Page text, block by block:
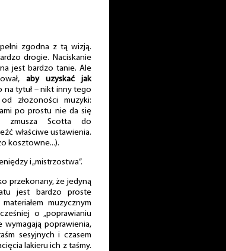
zgodna z tą wizją.
drogie. Naciskanie
jest bardzo tanie. Ale
aby uzyskać jak
na tytuł – nikt inny tego
złożoności muzyki:
po prostu nie da się
zmusza Scotta do
właściwe ustawienia.
kosztowne...).
i „mistrzostwa”.
przekonany, że jedyną
jest bardzo proste
muzycznym
o „poprawianiu
wymagają poprawienia,
sesyjnych i czasem
lakieru ich z taśmy.